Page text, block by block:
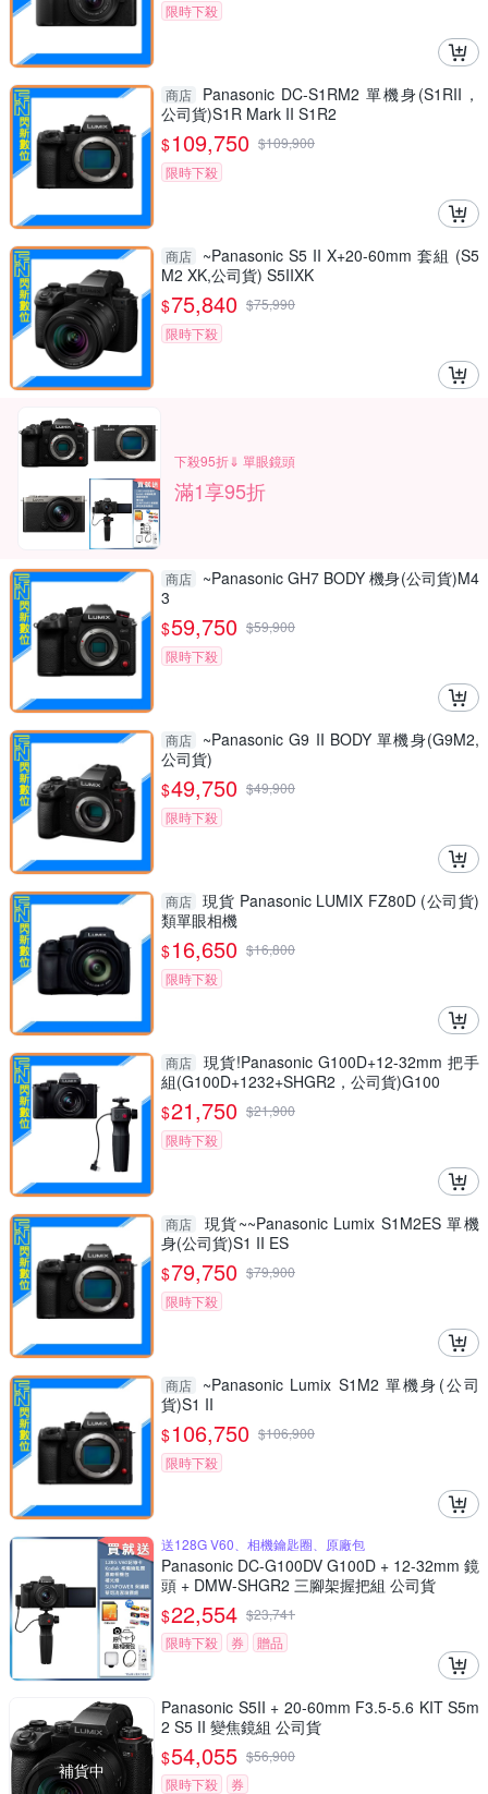
限時下殺
商店
Panasonic DC-S1RM2 單機身(S1RII，
公司貨)S1R Mark II S1R2
$109,750 $109,900
限時下殺
商店
~Panasonic S5 II X+20-60mm 套組 (S5
M2 XK,公司貨) S5IIXK
$75,840 $75,990
限時下殺
下殺95折⇓ 單眼鏡頭
滿1享95折
商店
~Panasonic GH7 BODY 機身(公司貨)M4
3
$59,750 $59,900
限時下殺
商店
~Panasonic G9 II BODY 單機身(G9M2,
公司貨)
$49,750 $49,900
限時下殺
商店 現貨 Panasonic LUMIX FZ80D (公司貨)
類單眼相機
$16,650 $16,800
限時下殺
商店
現貨!Panasonic G100D+12-32mm 把手
組(G100D+1232+SHGR2，公司貨)G100
$21,750 $21,900
限時下殺
商店
現貨~~Panasonic Lumix S1M2ES 單機
身(公司貨)S1 II ES
$79,750 $79,900
限時下殺
商店
~Panasonic Lumix S1M2 單機身(公司
貨)S1 II
$106,750 $106,900
限時下殺
送128G V60、相機鑰匙圈、原廠包
Panasonic DC-G100DV G100D + 12-32mm 鏡
頭 + DMW-SHGR2 三腳架握把組 公司貨
$22,554 $23,741
限時下殺
券 贈品
補貨中
Panasonic S5II + 20-60mm F3.5-5.6 KIT S5m
2 S5 II 變焦鏡組 公司貨
$54,055 $56,900
限時下殺
券